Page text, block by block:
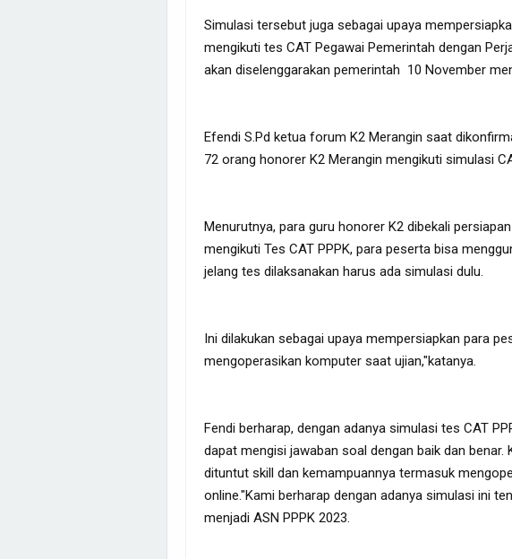
Simulasi tersebut juga sebagai upaya
mengikuti tes CAT Pegawai Pemerintah dengan
akan diselenggarakan pemerintah 10 November
Efendi S.Pd ketua forum K2 Merangin saat
72 orang honorer K2 Merangin mengikuti simulasi
Menurutnya, para guru honorer K2 dibekali
mengikuti Tes CAT PPPK, para peserta bisa
jelang tes dilaksanakan harus ada simulasi dulu.
Ini dilakukan sebagai upaya mempersiapkan para
mengoperasikan komputer saat ujian,"katanya.
Fendi berharap, dengan adanya simulasi tes CAT
dapat mengisi jawaban soal dengan baik dan
dituntut skill dan kemampuannya termasuk
online."Kami berharap dengan adanya simulasi ini
menjadi ASN PPPK 2023.